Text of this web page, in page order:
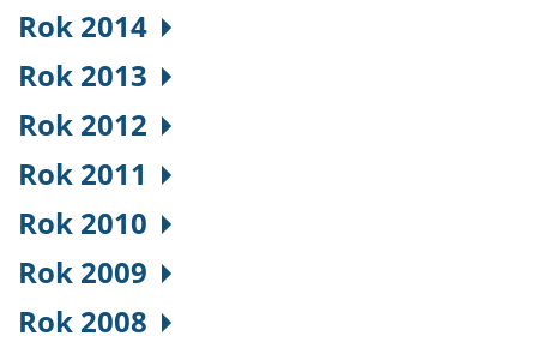
Rok 2014
Rok 2013
Rok 2012
Rok 2011
Rok 2010
Rok 2009
Rok 2008